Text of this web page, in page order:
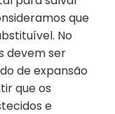
que
No
devem ser
de expansão
que os
e